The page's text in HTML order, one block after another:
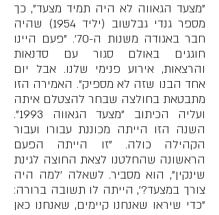
"מצעד הגאווה לא היה תמיד מצעד", כך
מספר גנדי גבלשוב (יליד 1954) שהיה
חבר באגודה משנות ה-70'. "פעם היינו
חוגגים באולם סגור עם סדנאות
והרצאות, אירוע פנימי שלנו. אבל יום
אחד הבנו שזה לא מספיק". האמירה הזו
מתבטאת בחולצה שבחר להצטלם איתה
ועליה הכיתוב "מצעד הגאווה 1993".
השנה הזו הייתה מכוננת עבורו ועבור
הקהילה כולה. "זו הייתה הפעם
הראשונה שהחלטנו לצאת החוצה לגינת
שינקין", הוא מסביר. לשאלה 'למה היה
צורך במצעד?', הייתה לו תשובה ברורה:
"כדי שיראו שאנחנו קיימים, שאנחנו כאן